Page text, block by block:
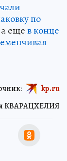
по
ещев конце
КВАРАЦХЕЛИЯ
kp.ru